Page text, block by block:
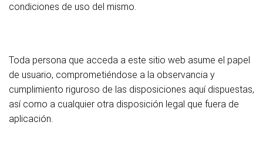
condiciones de uso del mismo.
Toda persona que acceda a este sitio web asume el papel
de usuario, comprometiéndose a la observancia y
cumplimiento riguroso de las disposiciones aquí dispuestas,
así como a cualquier otra disposición legal que fuera de
aplicación.